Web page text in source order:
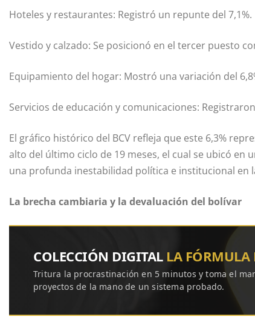
Hoteles y restaurantes: Registró un repunte del 7,1%.
Vestido y calzado: Se posicionó en el tercer puesto
Equipamiento del hogar: Mostró una variación del
Servicios de educación y comunicaciones:
El gráfico histórico del BCV refleja que este 6,3%
alto del último ciclo de 19 meses, el cual se ubicó
una profunda inestabilidad política e institucional en
La brecha cambiaria y la devaluación del bolívar
COLECCIÓN DIGITAL LA FÓRMULA
Tritura la procrastinación en 5 minutos y toma el
proyectos de la mano de un sistema probado.